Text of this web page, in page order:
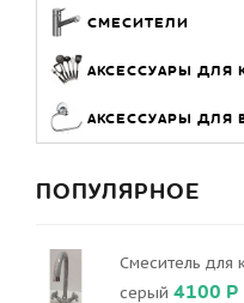
СМЕСИТЕЛИ
АКСЕССУАРЫ ДЛЯ
АКСЕССУАРЫ ДЛЯ
ПОПУЛЯРНОЕ
Смеситель для
серый 4100 Р